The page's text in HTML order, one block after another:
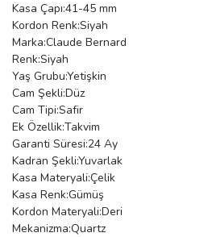
Manoir
Kasa Çapı:41-45 mm
Kordon Renk:Siyah
Marka:Claude Bernard
Renk:Siyah
Yaş Grubu:Yetişkin
Cam Şekli:Düz
Cam Tipi:Safir
Ek Özellik:Takvim
Garanti Süresi:24 Ay
Kadran Şekli:Yuvarlak
Kasa Materyali:Çelik
Kasa Renk:Gümüş
Kordon Materyali:Deri
Mekanizma:Quartz